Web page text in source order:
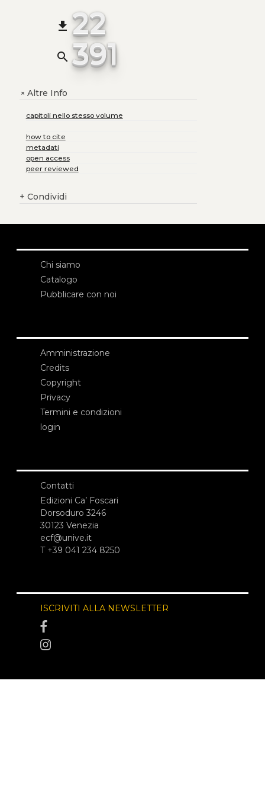
file_download 22
search 391
+Altre Info
capitoli nello stesso volume
how to cite
metadati
open access
peer reviewed
+ Condividi
Chi siamo
Catalogo
Pubblicare con noi
Amministrazione
Credits
Copyright
Privacy
Termini e condizioni
login
Contatti
Edizioni Ca’ Foscari
Dorsoduro 3246
30123 Venezia
ecf@unive.it
T +39 041 234 8250
ISCRIVITI ALLA NEWSLETTER